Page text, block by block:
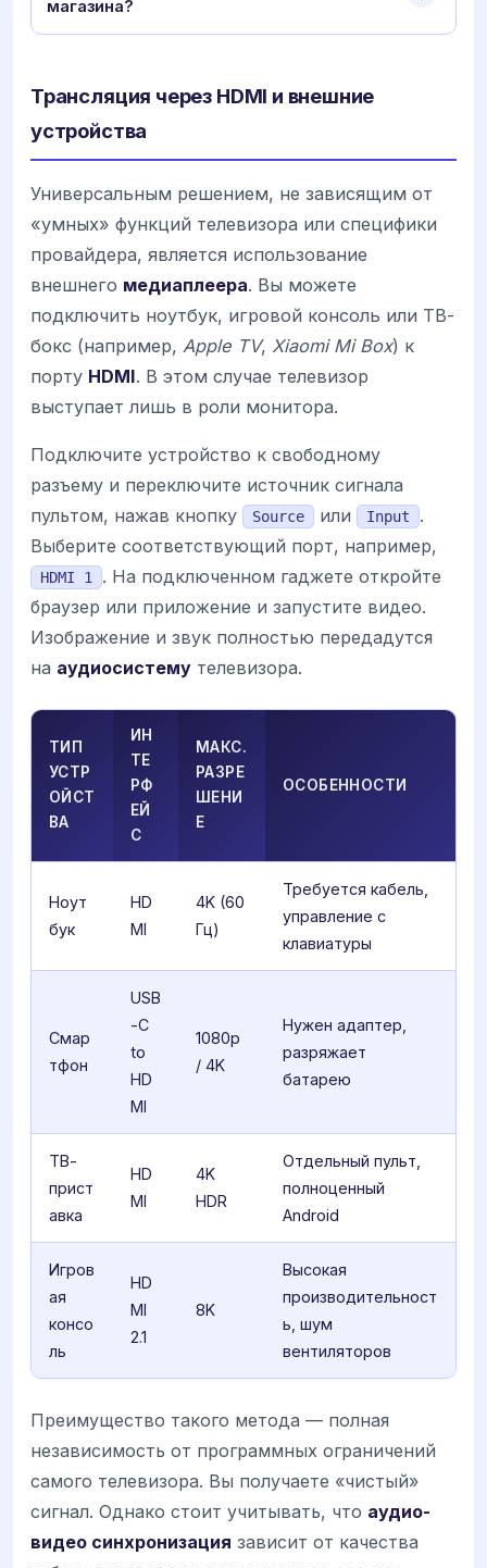
магазина?
Трансляция через HDMI и внешние
устройства
Универсальным решением, не зависящим от
«умных» функций телевизора или специфики
провайдера, является использование
внешнего медиаплеера. Вы можете
подключить ноутбук, игровой консоль или ТВ-
бокс (например, Apple TV, Xiaomi Mi Box) к
порту HDMI. В этом случае телевизор
выступает лишь в роли монитора.
Подключите устройство к свободному
разъему и переключите источник сигнала
пультом, нажав кнопку
Source или Input
.
Выберите соответствующий порт, например,
HDMI 1
. На подключенном гаджете откройте
браузер или приложение и запустите видео.
Изображение и звук полностью передадутся
на аудиосистему телевизора.
ТИП
УСТР
ОЙСТ
ВА
ИН
ТЕ
РФ
ЕЙ
С
МАКС.
РАЗРЕ
ШЕНИ
Е
ОСОБЕННОСТИ
Ноут
бук
HD
MI
4K (60
Гц)
Требуется кабель,
управление с
клавиатуры
Смар
тфон
USB
-C
to
HD
MI
1080p
/ 4K
Нужен адаптер,
разряжает
батарею
ТВ-
прист
авка
HD
MI
4K
HDR
Отдельный пульт,
полноценный
Android
Игров
ая
консо
ль
HD
MI
2.1
8K
Высокая
производительност
ь, шум
вентиляторов
Преимущество такого метода — полная
независимость от программных ограничений
самого телевизора. Вы получаете «чистый»
сигнал. Однако стоит учитывать, что аудио-
видео синхронизация зависит от качества